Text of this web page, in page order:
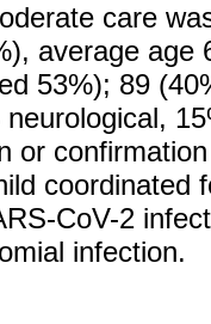
care
average
53%); 89
or
coordinated
CoV-2
infection.